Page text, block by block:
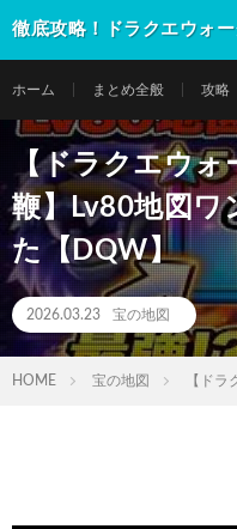
徹底攻略！ドラクエウォ
ホーム まとめ全般 攻略
【ドラクエウ
鞭】Lv80地図ワ
た【DQW】
2026.03.23 宝の地図
HOME 宝の地図 【ド